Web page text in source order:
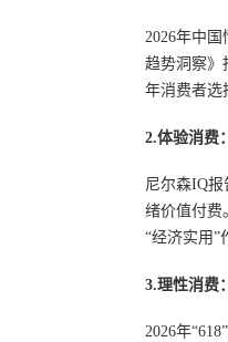
2026年中
趋势洞察》
年消费者选
2.体验消费
尼尔森IQ报
绪价值付费
“经济实用”
3.理性消费
2026年